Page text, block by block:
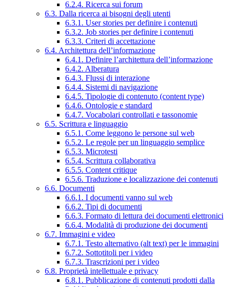
6.2.4. Ricerca sui forum
6.3. Dalla ricerca ai bisogni degli utenti
6.3.1. User stories per definire i contenuti
6.3.2. Job stories per definire i contenuti
6.3.3. Criteri di accettazione
6.4. Architettura dell’informazione
6.4.1. Definire l’architettura dell’informazione
6.4.2. Alberatura
6.4.3. Flussi di interazione
6.4.4. Sistemi di navigazione
6.4.5. Tipologie di contenuto (content type)
6.4.6. Ontologie e standard
6.4.7. Vocabolari controllati e tassonomie
6.5. Scrittura e linguaggio
6.5.1. Come leggono le persone sul web
6.5.2. Le regole per un linguaggio semplice
6.5.3. Microtesti
6.5.4. Scrittura collaborativa
6.5.5. Content critique
6.5.6. Traduzione e localizzazione dei contenuti
6.6. Documenti
6.6.1. I documenti vanno sul web
6.6.2. Tipi di documenti
6.6.3. Formato di lettura dei documenti elettronici
6.6.4. Modalità di produzione dei documenti
6.7. Immagini e video
6.7.1. Testo alternativo (alt text) per le immagini
6.7.2. Sottotitoli per i video
6.7.3. Trascrizioni per i video
6.8. Proprietà intellettuale e privacy
6.8.1. Pubblicazione di contenuti prodotti dalla